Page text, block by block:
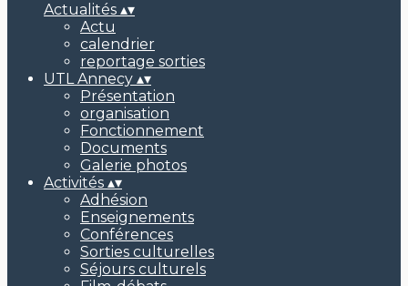
Actualités ▴▾
Actu
calendrier
reportage sorties
UTL Annecy ▴▾
Présentation
organisation
Fonctionnement
Documents
Galerie photos
Activités ▴▾
Adhésion
Enseignements
Conférences
Sorties culturelles
Séjours culturels